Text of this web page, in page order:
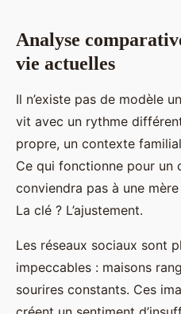
Analyse
vie actuelles
Il n’existe pas de modèle
vit avec un rythme
propre, un contexte
Ce qui fonctionne pour un
conviendra pas à une
La clé ? L’ajustement.
Les réseaux sociaux sont
impeccables : maisons
sourires constants. Ces